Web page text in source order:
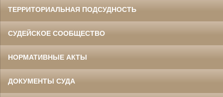
ТЕРРИТОРИАЛЬНАЯ ПОДСУДНОСТЬ
СУДЕЙСКОЕ СООБЩЕСТВО
НОРМАТИВНЫЕ АКТЫ
ДОКУМЕНТЫ СУДА